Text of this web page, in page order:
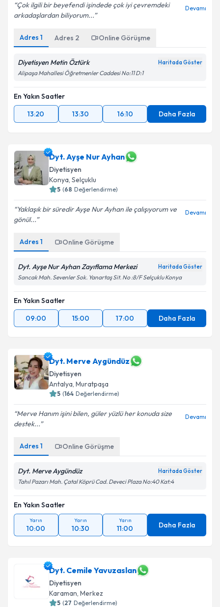
Çok ilgili bir beyefendi işindede çok iyi çevremdeki
arkadaşlardan biliyorum...
Devamı
Adres 1 Adres 2 Online Görüşme
Diyetisyen Metin Öztürk Haritada Göster
Alipaşa Mahallesi Öğretmenler Caddesi No:11 D:1
En Yakın Saatler
13:20
13:30 16:10 Daha Fazla
Dyt. Ayşe Nur Ayhan
Diyetisyen
Konya, Selçuklu
5 (68 Değerlendirme)
Yaklaşık bir süredir Ayşe Nur Ayhan ile çalışıyorum ve
gönül...
Devamı
Adres 1 Online Görüşme
Dyt. Ayşe Nur Ayhan Zayıflama Merkezi Haritada Göster
Sancak Mah. Sevenler Sok. Yanartaş Sit. No :8/F Selçuklu Konya
En Yakın Saatler
09:00
15:00 17:00 Daha Fazla
Dyt. Merve Aygündüz
Diyetisyen
Antalya, Muratpaşa
5 (164 Değerlendirme)
Merve Hanım işini bilen, güler yüzlü her konuda size
destek...
Devamı
Adres 1 Online Görüşme
Dyt. Merve Aygündüz Haritada Göster
Tahıl Pazarı Mah. Çatal Köprü Cad. Deveci Plaza No:40 Kat:4
En Yakın Saatler
Yarın
10:00
Yarın
10:30
Yarın
11:00 Daha Fazla
Dyt. Cemile Yavuzaslan
Diyetisyen
Karaman, Merkez
5 (27 Değerlendirme)